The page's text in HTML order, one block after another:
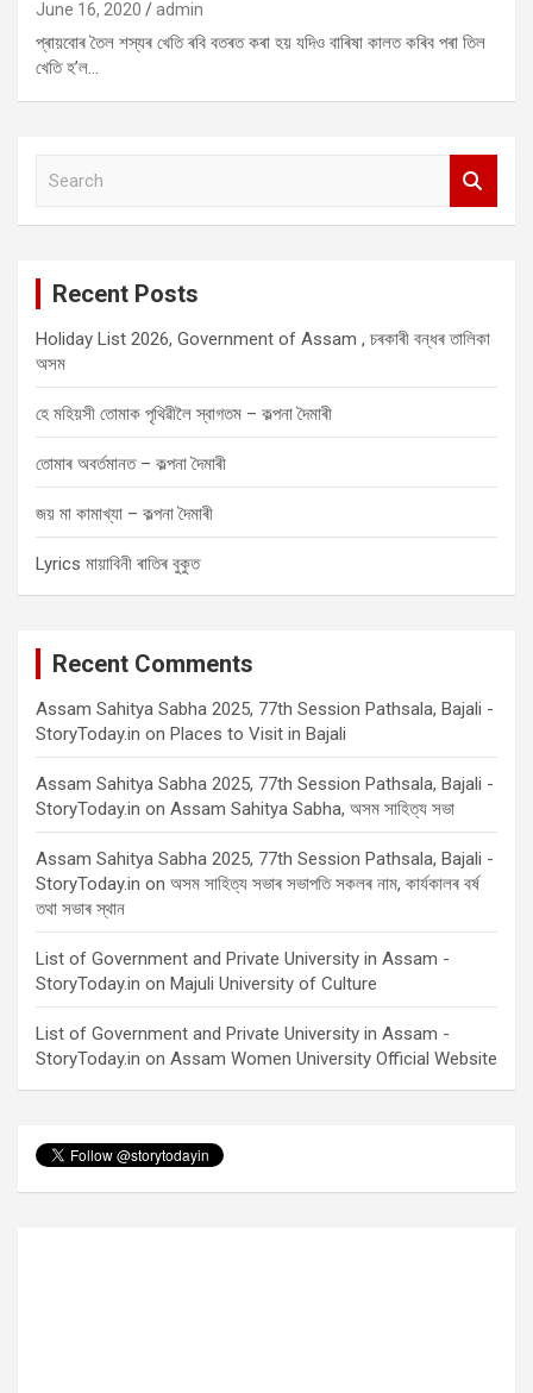
June 16, 2020 admin
প্ৰায়বোৰ তৈল শস্যৰ খেতি ৰবি বতৰত কৰা হয় যদিও বাৰিষা কালত কৰিব পৰা তিল
খেতি হ’ল…
Recent Posts
Holiday List 2026, Government of Assam , চৰকাৰী বন্ধৰ তালিকা
অসম
হে মহিয়সী তোমাক পৃথিৱীলৈ স্বাগতম – কল্পনা দৈমাৰী
তোমাৰ অবৰ্তমানত – কল্পনা দৈমাৰী
জয় মা কামাখ্যা – কল্পনা দৈমাৰী
Lyrics মায়াবিনী ৰাতিৰ বুকুত
Recent Comments
Assam Sahitya Sabha 2025, 77th Session Pathsala, Bajali -
StoryToday.in on Places to Visit in Bajali
Assam Sahitya Sabha 2025, 77th Session Pathsala, Bajali -
StoryToday.in on Assam Sahitya Sabha, অসম সাহিত্য সভা
Assam Sahitya Sabha 2025, 77th Session Pathsala, Bajali -
StoryToday.in on অসম সাহিত্য সভাৰ সভাপতি সকলৰ নাম, কাৰ্যকালৰ বৰ্ষ
তথা সভাৰ স্থান
List of Government and Private University in Assam -
StoryToday.in on Majuli University of Culture
List of Government and Private University in Assam -
StoryToday.in on Assam Women University Official Website